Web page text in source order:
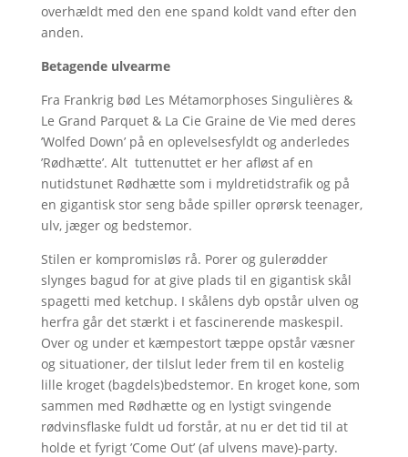
overhældt med den ene spand koldt vand efter den
anden.
Betagende ulvearme
Fra Frankrig bød Les Métamorphoses Singulières &
Le Grand Parquet & La Cie Graine de Vie med deres
’Wolfed Down’ på en oplevelsesfyldt og anderledes
’Rødhætte’. Alt tuttenuttet er her afløst af en
nutidstunet Rødhætte som i myldretidstrafik og på
en gigantisk stor seng både spiller oprørsk teenager,
ulv, jæger og bedstemor.
Stilen er kompromisløs rå. Porer og gulerødder
slynges bagud for at give plads til en gigantisk skål
spagetti med ketchup. I skålens dyb opstår ulven og
herfra går det stærkt i et fascinerende maskespil.
Over og under et kæmpestort tæppe opstår væsner
og situationer, der tilslut leder frem til en kostelig
lille kroget (bagdels)bedstemor. En kroget kone, som
sammen med Rødhætte og en lystigt svingende
rødvinsflaske fuldt ud forstår, at nu er det tid til at
holde et fyrigt ’Come Out’ (af ulvens mave)-party.